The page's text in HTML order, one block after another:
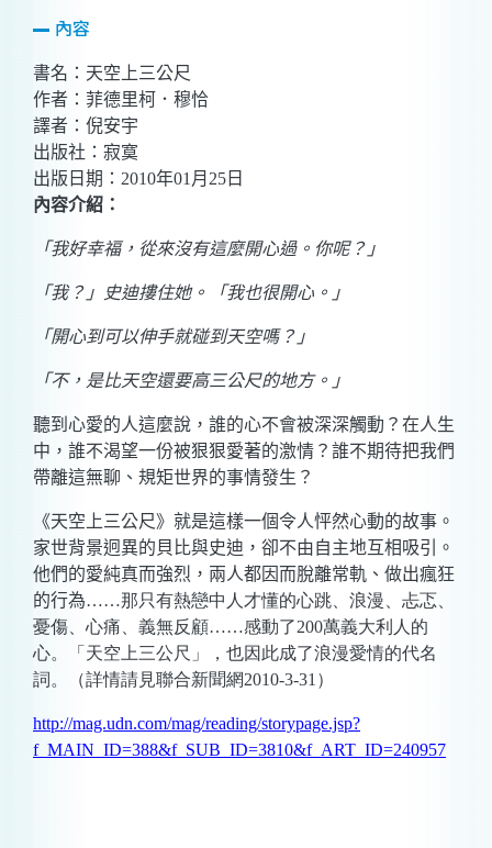
內容
書名：天空上三公尺
作者：菲德里柯．穆恰
譯者：倪安宇
出版社：寂寞
出版日期： 2010年01 月 25 日
內容介紹：
「我好幸福，從來沒有這麼開心過。你呢？」
「我？」史迪摟住她。「我也很開心。」
「開心到可以伸手就碰到天空嗎？」
「不，是比天空還要高三公尺的地方。」
聽到心愛的人這麼說，誰的心不會被深深觸動？在人生
中，誰不渴望一份被狠狠愛著的激情？誰不期待把我們
帶離這無聊、規矩世界的事情發生？
《天空上三公尺》就是這樣一個令人怦然心動的故事。
家世背景迥異的貝比與史迪，卻不由自主地互相吸引。
他們的愛純真而強烈，兩人都因而脫離常軌、做出瘋狂
的行為……那只有熱戀中人才懂的心跳、浪漫、忐忑、
憂傷、心痛、義無反顧……感動了200萬義大利人的
心。「天空上三公尺」，也因此成了浪漫愛情的代名
詞。（詳情請見聯合新聞網2010-3-31）
http://mag.udn.com/mag/reading/storypage.jsp?
f_MAIN_ID=388&f_SUB_ID=3810&f_ART_ID=240957